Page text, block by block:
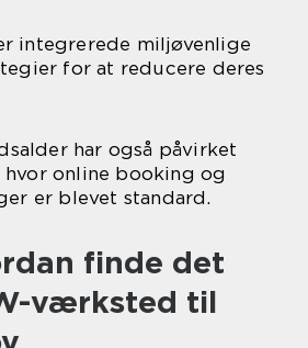
integrerede miljøvenlige
for at reducere deres
har også påvirket
online booking og
er blevet standard.
finde det
værksted til